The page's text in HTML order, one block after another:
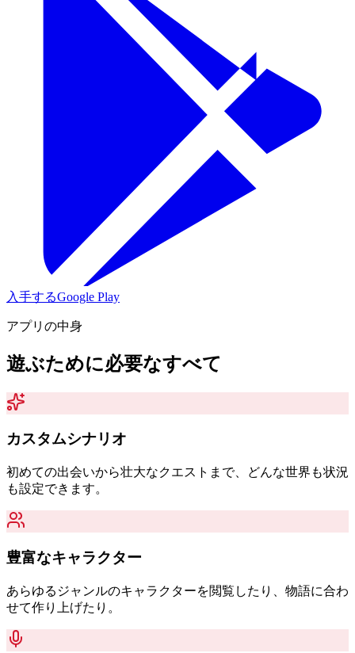
入手するGoogle Play
アプリの中身
遊ぶために必要なすべて
カスタムシナリオ
初めての出会いから壮大なクエストまで、どんな世界も状況
も設定できます。
豊富なキャラクター
あらゆるジャンルのキャラクターを閲覧したり、物語に合わ
せて作り上げたり。